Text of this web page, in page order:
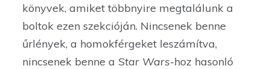
könyvek, amiket többnyire megtalálunk a
boltok ezen szekcióján. Nincsenek benne
űrlények, a homokférgeket leszámítva,
nincsenek benne aStar Wars-hoz hasonló